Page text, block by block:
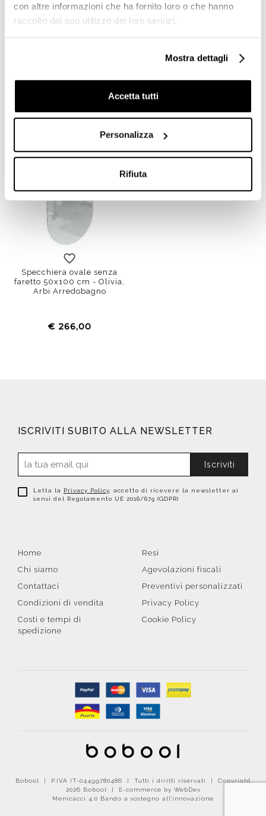
con altre informazioni che ha fornito loro o che hanno
raccolto dal suo utilizzo dei loro servizi.
Mostra dettagli
Accetta tutti
Personalizza
Rifiuta
senza faretto 85x85 cm -
Lord, Arbi Arredobagno
Specchiera ovale senza
faretto 50x100 cm - Olivia,
Arbi Arredobagno
€ 266,00
ISCRIVITI SUBITO ALLA NEWSLETTER
Iscriviti
Letta la Privacy Policy , accetto di ricevere la newsletter ai
sensi del Regolamento UE 2016/679 (GDPR)
Home
Chi siamo
Contattaci
Condizioni di vendita
Costi e tempi di
spedizione
Resi
Agevolazioni fiscali
Preventivi personalizzati
Privacy Policy
Cookie Policy
Bobool | P.IVA IT-04499780486 | Tutti i diritti riservati | Copyright
2026 Bobool |
E-commerce by WebDev
Menicacci 4.0 Bando a sostegno all'innovazione